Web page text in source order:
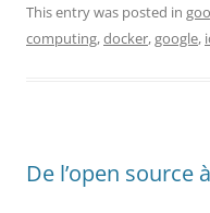
This entry was posted in
computing,docker,google,
De l’open source